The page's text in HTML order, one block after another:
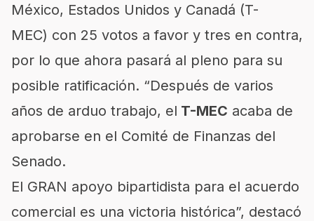
México, Estados Unidos y Canadá (T-
MEC) con 25 votos a favor y tres en contra,
por lo que ahora pasará al pleno para su
posible ratificación. “Después de varios
años de arduo trabajo, el T-MEC acaba de
aprobarse en el Comité de Finanzas del
Senado.
El GRAN apoyo bipartidista para el acuerdo
comercial es una victoria histórica”, destacó